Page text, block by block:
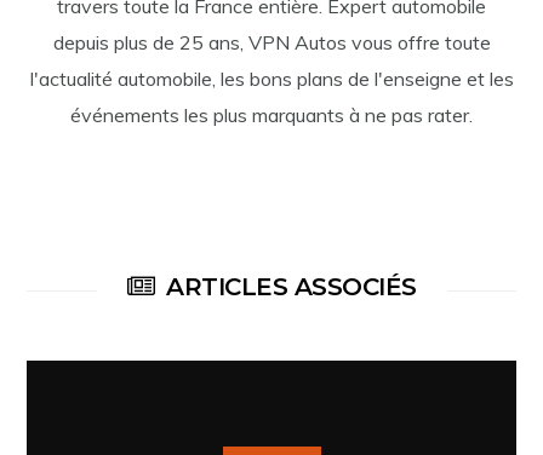
travers toute la France entière. Expert automobile
depuis plus de 25 ans, VPN Autos vous offre toute
l'actualité automobile, les bons plans de l'enseigne et les
événements les plus marquants à ne pas rater.
ARTICLES ASSOCIÉS